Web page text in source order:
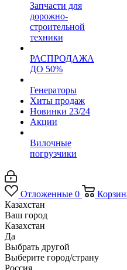
Запчасти для
дорожно-
строительной
техники
РАСПРОДАЖА
ДО 50%
Генераторы
Хиты продаж
Новинки 23/24
Акции
Вилочные
погрузчики
Отложенные 0
Казахстан
Ваш город
Казахстан
Да
Выбрать другой
Выберите город/страну
Россия